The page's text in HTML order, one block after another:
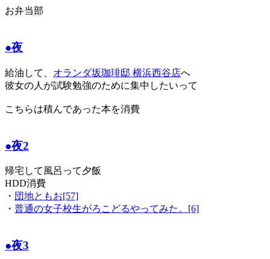
お弁当部
●夜
給油して、 オランダ坂珈琲邸 横浜西谷店へ
彼女の人が試験勉強のために集中したいって
こちらは積んであった本を消費
●夜2
帰宅して風呂って夕飯
HDD消費
・ 団地ともお[57]
・ 普通の女子校生がろこどるやってみた。[6]
●夜3